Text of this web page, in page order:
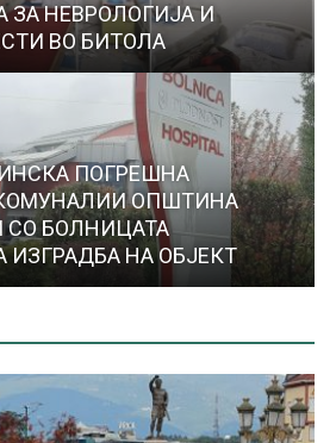
ЗА НЕВРОЛОГИЈА И
ВО БИТОЛА
ПОГРЕШНА
ОПШТИНА
СО БОЛНИЦАТА
ИЗГРАДБА НА ОБЈЕКТ